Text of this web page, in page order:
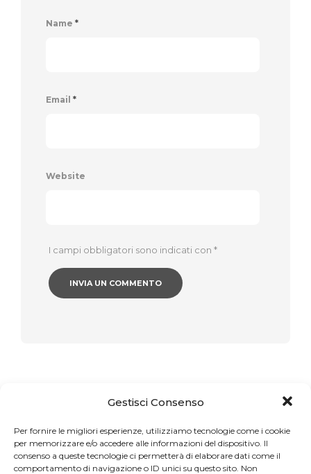
Gestisci Consenso
Per fornire le migliori esperienze, utilizziamo tecnologie come i cookie
per memorizzare e/o accedere alle informazioni del dispositivo. Il
consenso a queste tecnologie ci permetterà di elaborare dati come il
comportamento di navigazione o ID unici su questo sito. Non
Name *
Email *
Website
I campi obbligatori sono indicati con *
Articoli recenti
Una sfida per gli appassionati del Pilates